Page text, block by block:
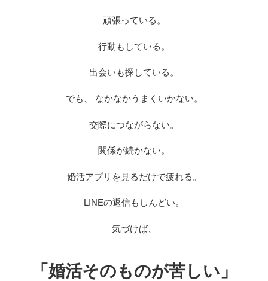
頑張っている。
行動もしている。
出会いも探している。
でも、 なかなかうまくいかない。
交際につながらない。
関係が続かない。
婚活アプリを見るだけで疲れる。
LINEの返信もしんどい。
気づけば、
「婚活そのものが苦しい」